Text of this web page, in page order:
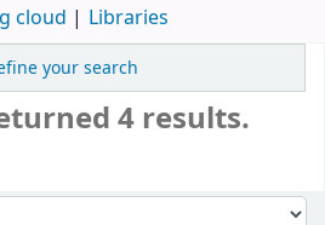
cloud Libraries
your search
4 results.